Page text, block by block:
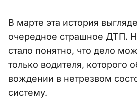
В марте эта история
очередное страшное ДТП.
стало понятно, что дело
только водителя, которого
вождении в нетрезвом
систему.